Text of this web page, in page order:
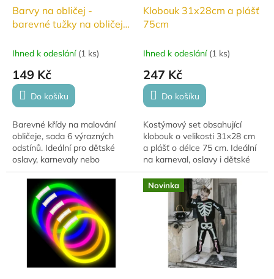
Barvy na obličej -
barevné tužky na obličej,
Ihned k odeslání (1 ks)
149 Kč
Do košíku
Barevné křídy na malování
obličeje, sada 6 výrazných
odstínů. Ideální pro dětské
oslavy, karnevaly nebo
kreativní hry. Jednoduché
použití a snadno smyvatelné.
Klobouk 31x28cm a plášť
75cm
Ihned k odeslání (1 ks)
247 Kč
Do košíku
Kostýmový set obsahující
klobouk o velikosti 31×28 cm
a plášť o délce 75 cm. Ideální
na karneval, oslavy i dětské
hry.
Novinka